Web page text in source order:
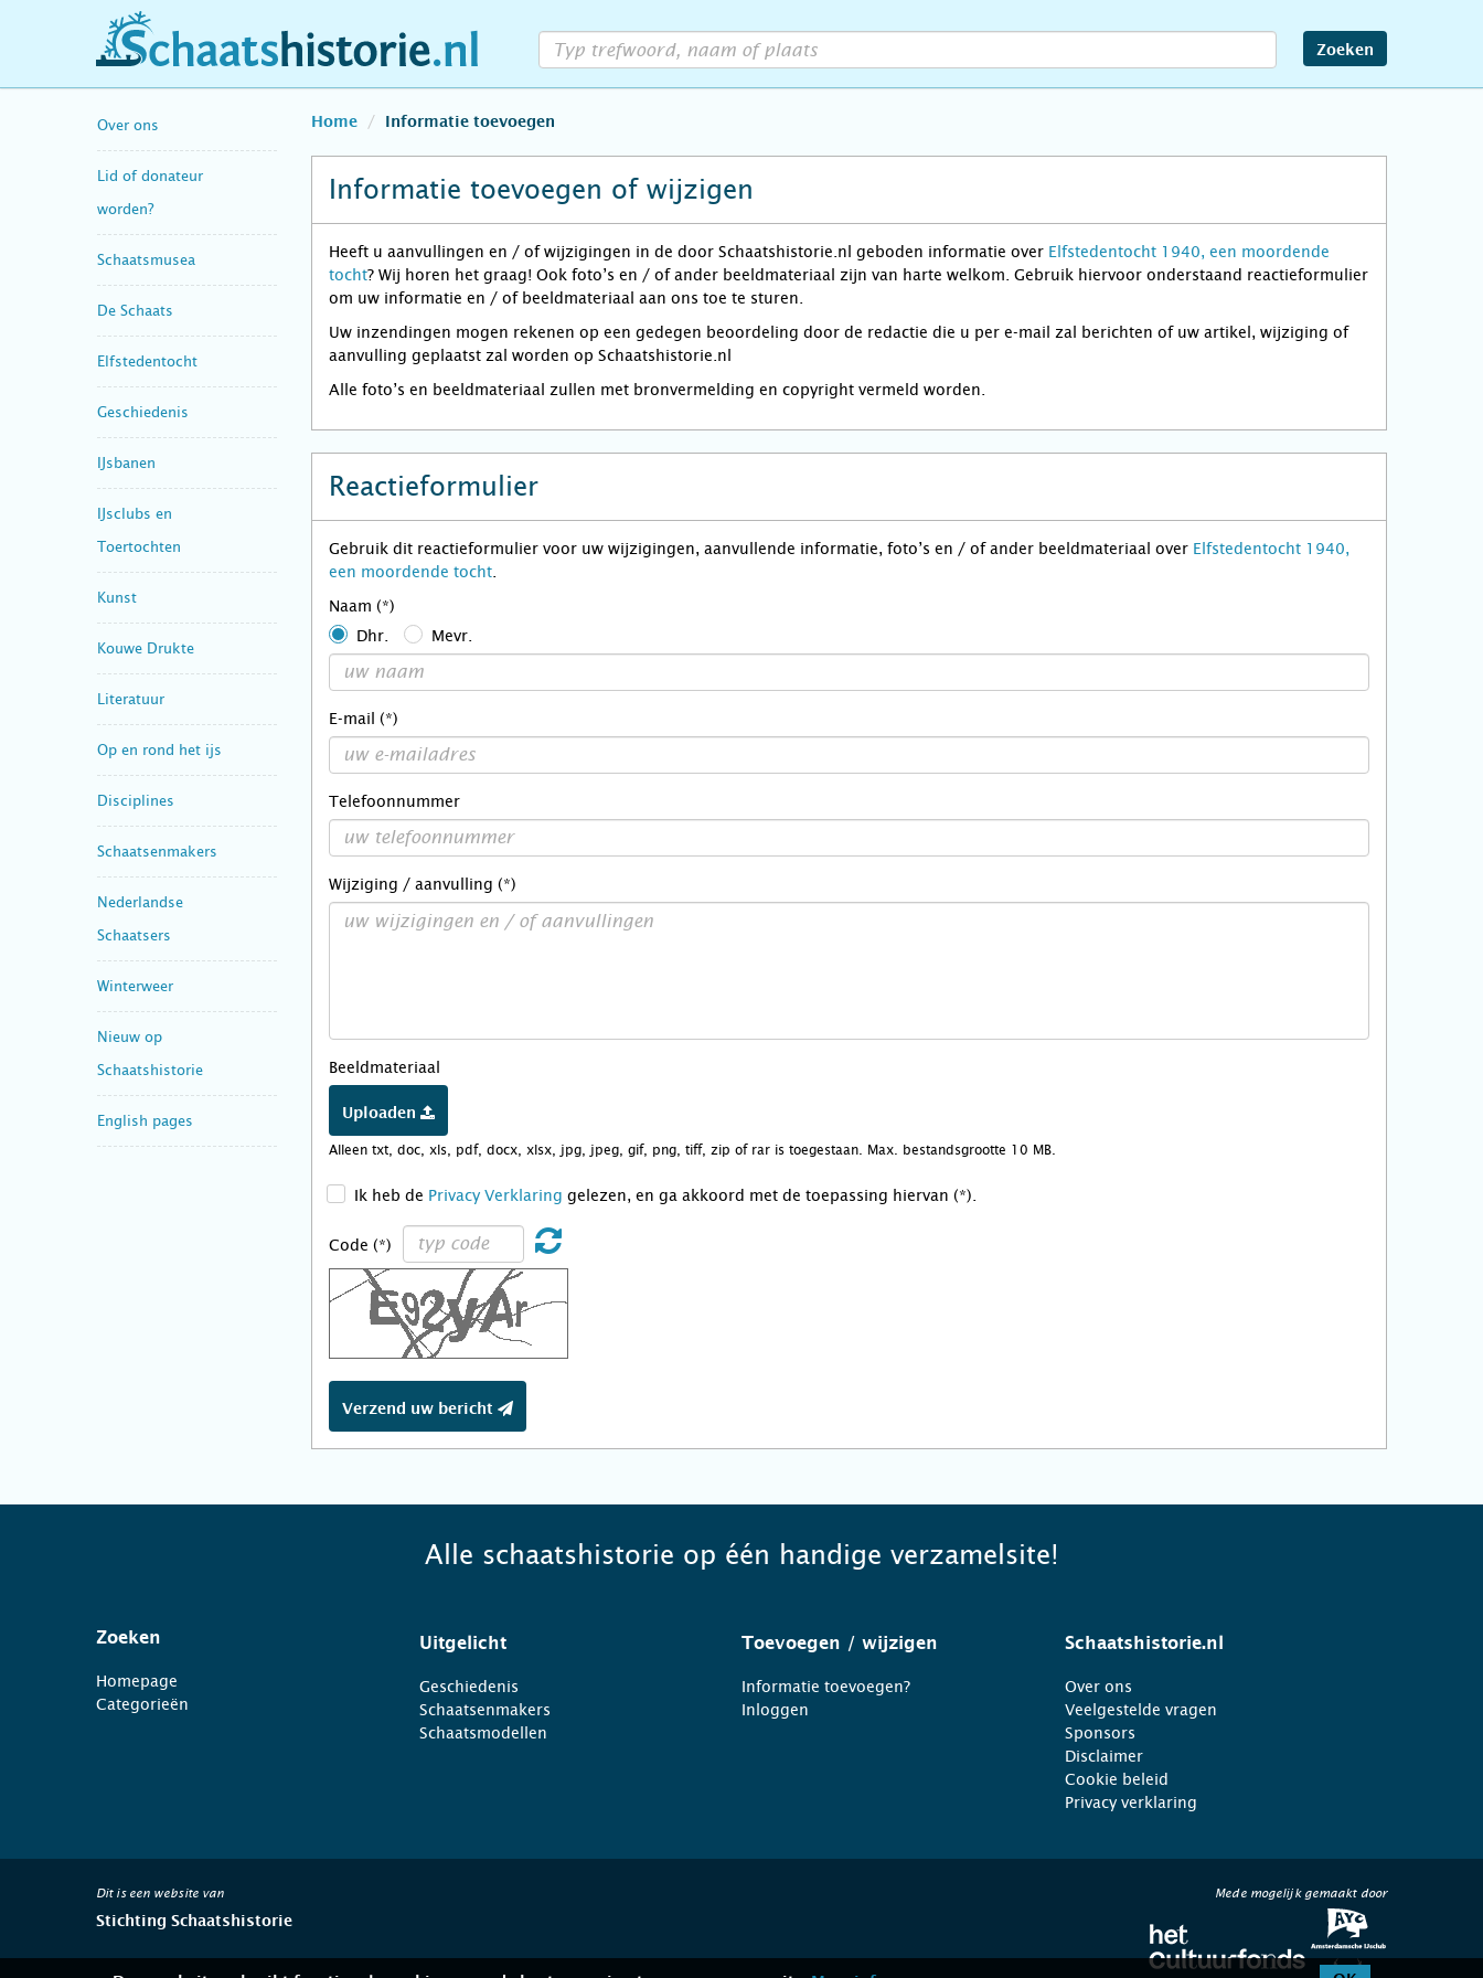
schaatshistorie.nl Zoeken
Over ons
Lid of donateur
worden?
Schaatsmusea
De Schaats
Elfstedentocht
Geschiedenis
IJsbanen
IJsclubs en
Toertochten
Kunst
Kouwe Drukte
Literatuur
Op en rond het ijs
Disciplines
Schaatsenmakers
Nederlandse
Schaatsers
Winterweer
Nieuw op
Schaatshistorie
English pages
Home Informatie toevoegen
Informatie toevoegen of wijzigen
Heeft u aanvullingen en / of wijzigingen in de door Schaatshistorie.nl geboden informatie over Elfstedentocht 1940, een moordende
tocht? Wij horen het graag! Ook foto’s en / of ander beeldmateriaal zijn van harte welkom. Gebruik hiervoor onderstaand reactieformulier
om uw informatie en / of beeldmateriaal aan ons toe te sturen.
Uw inzendingen mogen rekenen op een gedegen beoordeling door de redactie die u per e-mail zal berichten of uw artikel, wijziging of
aanvulling geplaatst zal worden op Schaatshistorie.nl
Alle foto’s en beeldmateriaal zullen met bronvermelding en copyright vermeld worden.
Reactieformulier
Gebruik dit reactieformulier voor uw wijzigingen, aanvullende informatie, foto’s en / of ander beeldmateriaal over Elfstedentocht 1940,
een moordende tocht
Naam (*)
Dhr.
Mevr.
E-mail (*)
Telefoonnummer
Wijziging / aanvulling (*)
Beeldmateriaal
Uploaden
Alleen txt, doc, xls, pdf, docx, xlsx, jpg, jpeg, gif, png, tiff, zip of rar is toegestaan. Max. bestandsgrootte 10 MB.
Ik heb de Privacy Verklaring gelezen, en ga akkoord met de toepassing hiervan (*).
Code (*)
Verzend uw bericht
Alle schaatshistorie op één handige verzamelsite!
Zoeken
Homepage
Categorieën
Uitgelicht
Geschiedenis
Schaatsenmakers
Schaatsmodellen
Toevoegen / wijzigen
Informatie toevoegen?
Inloggen
Schaatshistorie.nl
Over ons
Veelgestelde vragen
Sponsors
Disclaimer
Cookie beleid
Privacy verklaring
Dit is een website van
Stichting Schaatshistorie
Mede mogelijk gemaakt door